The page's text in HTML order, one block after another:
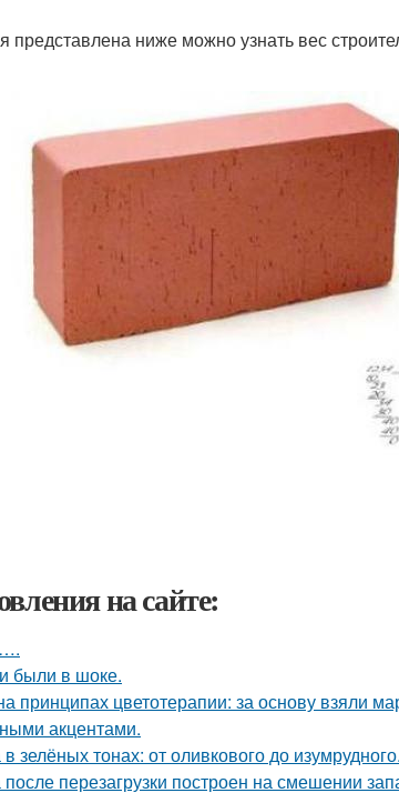
представлена ниже можно узнать вес
на сайте:
были в шоке.
принципах цветотерапии: за основу взяли
акцентами.
зелёных тонах: от оливкового до изумрудного.
перезагрузки построен на смешении